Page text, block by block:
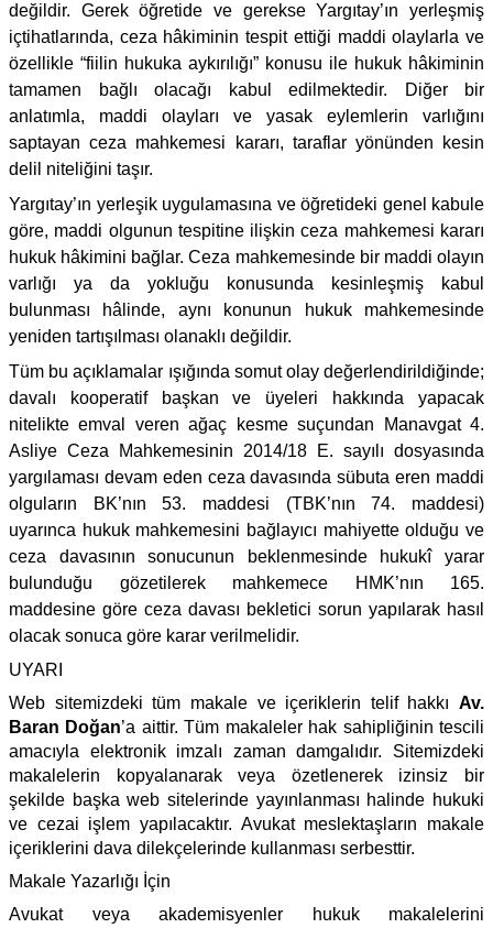
değildir. Gerek öğretide ve gerekse Yargıtay’ın yerleşmiş
içtihatlarında, ceza hâkiminin tespit ettiği maddi olaylarla ve
özellikle “fiilin hukuka aykırılığı” konusu ile hukuk hâkiminin
tamamen bağlı olacağı kabul edilmektedir. Diğer bir
anlatımla, maddi olayları ve yasak eylemlerin varlığını
saptayan ceza mahkemesi kararı, taraflar yönünden kesin
delil niteliğini taşır.
Yargıtay’ın yerleşik uygulamasına ve öğretideki genel kabule
göre, maddi olgunun tespitine ilişkin ceza mahkemesi kararı
hukuk hâkimini bağlar. Ceza mahkemesinde bir maddi olayın
varlığı ya da yokluğu konusunda kesinleşmiş kabul
bulunması hâlinde, aynı konunun hukuk mahkemesinde
yeniden tartışılması olanaklı değildir.
Tüm bu açıklamalar ışığında somut olay değerlendirildiğinde;
davalı kooperatif başkan ve üyeleri hakkında yapacak
nitelikte emval veren ağaç kesme suçundan Manavgat 4.
Asliye Ceza Mahkemesinin 2014/18 E. sayılı dosyasında
yargılaması devam eden ceza davasında sübuta eren maddi
olguların BK’nın 53. maddesi (TBK’nın 74. maddesi)
uyarınca hukuk mahkemesini bağlayıcı mahiyette olduğu ve
ceza davasının sonucunun beklenmesinde hukukî yarar
bulunduğu gözetilerek mahkemece HMK’nın 165.
maddesine göre ceza davası bekletici sorun yapılarak hasıl
olacak sonuca göre karar verilmelidir.
UYARI
Web sitemizdeki tüm makale ve içeriklerin telif hakkı Av.
Baran Doğan’a aittir. Tüm makaleler hak sahipliğinin tescili
amacıyla elektronik imzalı zaman damgalıdır. Sitemizdeki
makalelerin kopyalanarak veya özetlenerek izinsiz bir
şekilde başka web sitelerinde yayınlanması halinde hukuki
ve cezai işlem yapılacaktır. Avukat meslektaşların makale
içeriklerini dava dilekçelerinde kullanması serbesttir.
Makale Yazarlığı İçin
Avukat veya akademisyenler hukuk makalelerini